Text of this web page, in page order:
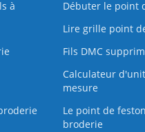
à
Débuter le point
Lire grille point
Fils DMC
Calculateur
mesure
Le point de
broderie